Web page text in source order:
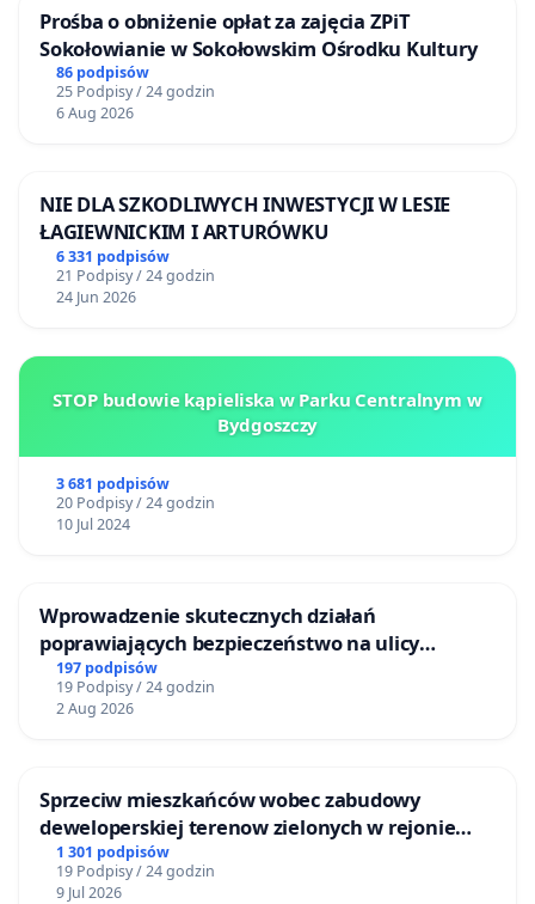
Prośba o obniżenie opłat za zajęcia ZPiT
Sokołowianie w Sokołowskim Ośrodku Kultury
86 podpisów
25 Podpisy / 24 godzin
6 Aug 2026
NIE DLA SZKODLIWYCH INWESTYCJI W LESIE
ŁAGIEWNICKIM I ARTURÓWKU
6 331 podpisów
21 Podpisy / 24 godzin
24 Jun 2026
STOP budowie kąpieliska w Parku Centralnym w
Bydgoszczy
3 681 podpisów
20 Podpisy / 24 godzin
10 Jul 2024
Wprowadzenie skutecznych działań
poprawiających bezpieczeństwo na ulicy
Żeromskiego w Otwocku
197 podpisów
19 Podpisy / 24 godzin
2 Aug 2026
Sprzeciw mieszkańców wobec zabudowy
deweloperskiej terenow zielonych w rejonie
Bulwarów Straceńskich w Bielsku-Białej
1 301 podpisów
19 Podpisy / 24 godzin
9 Jul 2026